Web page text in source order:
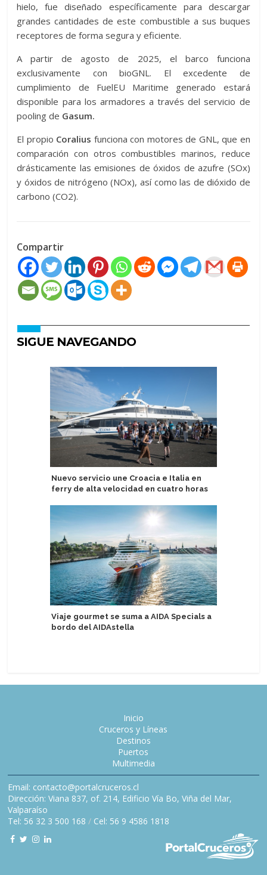
hielo, fue diseñado específicamente para descargar
grandes cantidades de este combustible a sus buques
receptores de forma segura y eficiente.
A partir de agosto de 2025, el barco funciona
exclusivamente con bioGNL. El excedente de
cumplimiento de FuelEU Maritime generado estará
disponible para los armadores a través del servicio de
pooling de Gasum.
El propio Coralius funciona con motores de GNL, que en
comparación con otros combustibles marinos, reduce
drásticamente las emisiones de óxidos de azufre (SOx)
y óxidos de nitrógeno (NOx), así como las de dióxido de
carbono (CO2).
Compartir
SIGUE NAVEGANDO
Nuevo servicio une Croacia e Italia en
ferry de alta velocidad en cuatro horas
Viaje gourmet se suma a AIDA Specials a
bordo del AIDAstella
Inicio
Cruceros y Líneas
Destinos
Puertos
Multimedia
Email: contacto@portalcruceros.cl
Dirección: Viana 837, of. 214, Edificio Vía Bo, Viña del Mar,
Valparaíso
Tel: 56 32 3 500 168 / Cel: 56 9 4586 1818